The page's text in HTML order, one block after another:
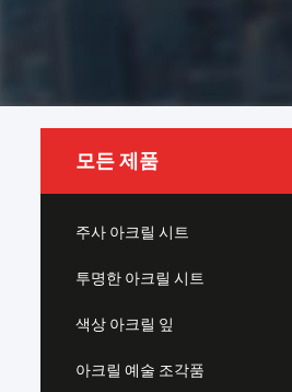
모든 제품
주사 아크릴 시트
투명한 아크릴 시트
색상 아크릴 잎
아크릴 예술 조각품